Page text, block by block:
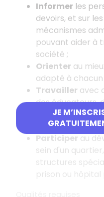
JE
Informer les
devoirs, et sur
mécanismes
pouvant aider à
société ;
Orienter au
adapté à chacun
Travailler avec
des éducateurs,
magistrats, des
mettre en place
Participer au
sein d'un
structures
prison ou hôpital